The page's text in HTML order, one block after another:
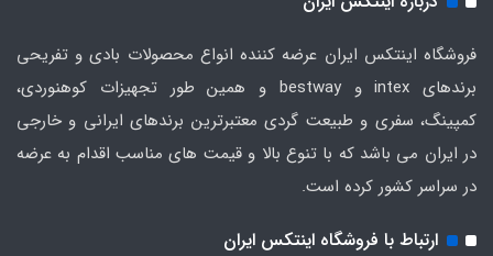
فروشگاه اینتکس ایران عرضه کننده انواع محصولات بادی و تفریحی
برندهای intex و bestway و همین طور تجهیزات کوهنوردی،
کمپینگ، سفری و طبیعت گردی معتبرترین برندهای ایرانی و خارجی
در ایران می باشد که با تنوع بالا و قیمت های مناسب اقدام به عرضه
در سراسر کشور کرده است.
ارتباط با فروشگاه اینتکس ایران